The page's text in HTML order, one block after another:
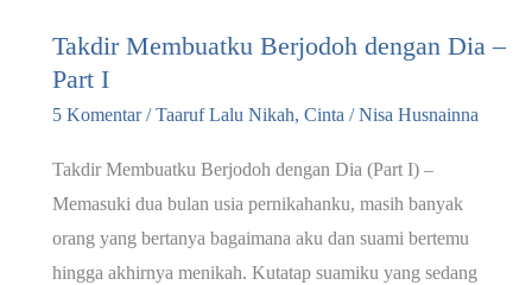
Takdir Membuatku Berjodoh dengan Dia –
Part I
5 Komentar /Taaruf Lalu Nikah, Cinta /Nisa Husnainna
Takdir Membuatku Berjodoh dengan Dia (Part I) –
Memasuki dua bulan usia pernikahanku, masih banyak
orang yang bertanya bagaimana aku dan suami bertemu
hingga akhirnya menikah. Kutatap suamiku yang sedang